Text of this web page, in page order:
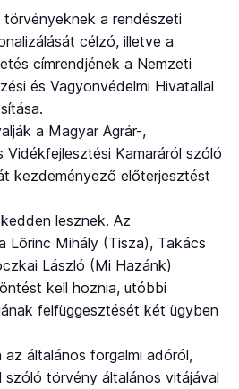
a rendészeti
célzó, illetve a
címrendjének a Nemzeti
és Vagyonvédelmi Hivatallal
a Magyar Agrár-,
Vidékfejlesztési Kamaráról szóló
kezdeményező előterjesztést
lesznek. Az
Lőrinc Mihály (Tisza), Takács
László (Mi Hazánk)
kell hoznia, utóbbi
felfüggesztését két ügyben
az általános forgalmi adóról,
szóló törvény általános vitájával